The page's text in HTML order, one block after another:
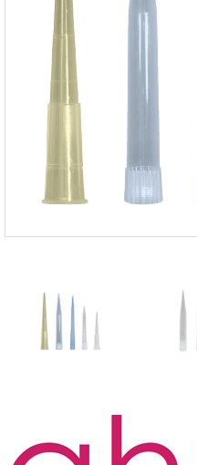
DOHTOYO
DRAGER (드레가)
E+E
e-Plus Innovation
ENGLO
FISCHER
FLEX
GREISINGER
HEIDON
INFICON